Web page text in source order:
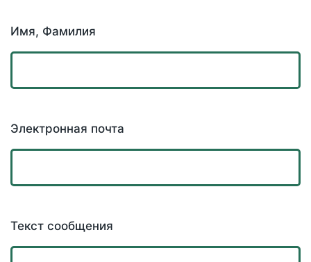
Имя, Фамилия
Электронная почта
Текст сообщения